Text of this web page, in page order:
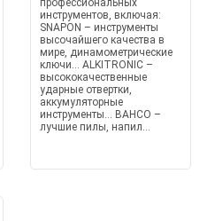
профессиональных
инструментов, включая:
SNAPON – инструменты
высочайшего качества в
мире, динамометрические
ключи... ALKITRONIC –
высококачественные
ударные отвертки,
аккумуляторные
инструменты... BAHCO –
лучшие пилы, напил...